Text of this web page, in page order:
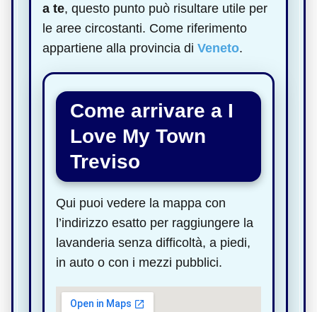
a te, questo punto può risultare utile per
le aree circostanti. Come riferimento
appartiene alla provincia di Veneto.
Come arrivare a I
Love My Town
Treviso
Qui puoi vedere la mappa con
l’indirizzo esatto per raggiungere la
lavanderia senza difficoltà, a piedi,
in auto o con i mezzi pubblici.